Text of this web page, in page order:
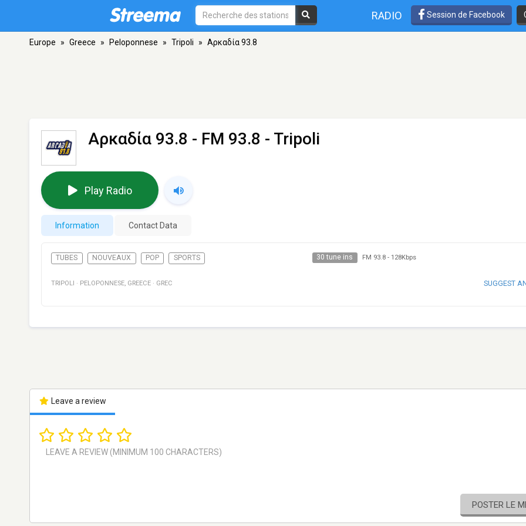
RADIO Session de Facebook
Europe » Greece » Peloponnese » Tripoli » Αρκαδία 93.8
Αρκαδία 93.8 - FM 93.8 - Tripoli
Play Radio
Information Contact Data
TUBES NOUVEAUX POP SPORTS 30 tune ins FM 93.8- 128Kbps
TRIPOLI · PELOPONNESE, GREECE · GREC SUGGEST
Leave a review
POSTER LE